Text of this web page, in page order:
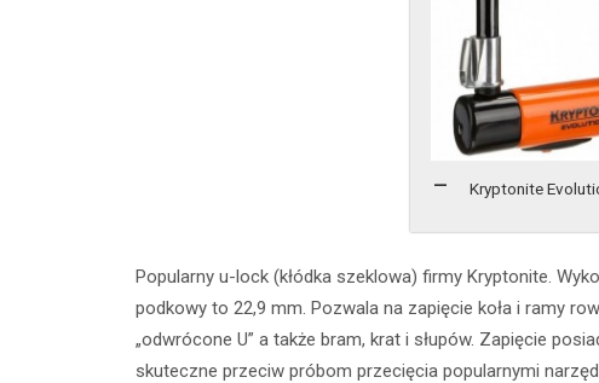
Kryptonite
Popularny u-lock (kłódka szeklowa) firmy Kryptonite.
podkowy to 22,9 mm. Pozwala na zapięcie koła i ramy
„odwrócone U” a także bram, krat i słupów. Zapięcie
skuteczne przeciw próbom przecięcia popularnymi